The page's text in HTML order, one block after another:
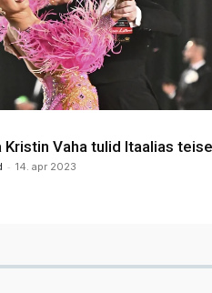
Kristin Vaha tulid Itaalias
- 14. apr 2023